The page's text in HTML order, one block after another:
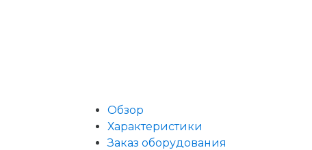
Обзор
Характеристики
Заказ оборудования